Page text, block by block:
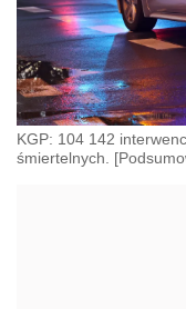
KGP: 104 142
śmiertelnych.